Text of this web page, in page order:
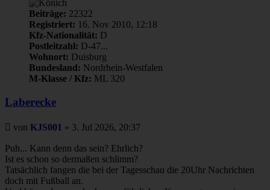
Beiträge: 22322
Registriert: 16. Nov 2010, 12:18
Kfz-Nationalität: D
Postleitzahl: D-47...
Wohnort: Duisburg
Bundesland: Nordrhein-Westfalen
M-Klasse / Kfz: ML 320
Laberecke
Beitrag
von KJS001 » 3. Jul 2026, 20:37
Puh... Kann denn das sein? Ehrlich?
Ist es schon so dermaßen schlimm?
Tatsächlich fangen die bei der Tagesschau die 20Uhr Nachrichten
doch mit Fußball an.